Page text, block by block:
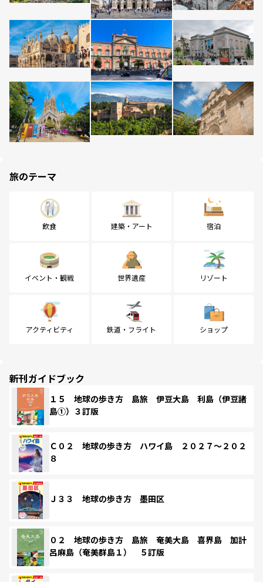
旅のテーマ
飲食 建築・アート 宿泊
イベント・観戦 世界遺産 リゾート
アクティビティ 鉄道・フライト ショップ
新刊ガイドブック
１５ 地球の歩き方 島旅 伊豆大島 利島（伊豆諸
島①）３訂版
Ｃ０２ 地球の歩き方 ハワイ島 ２０２７～２０２
８
Ｊ３３ 地球の歩き方 墨田区
０２ 地球の歩き方 島旅 奄美大島 喜界島 加計
呂麻島（奄美群島１） ５訂版